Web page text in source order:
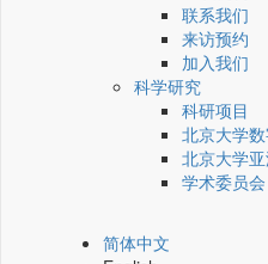
联系我们
来访预约
加入我们
科学研究
科研项目
北京大学
北京大学
学术委员会
简体中文